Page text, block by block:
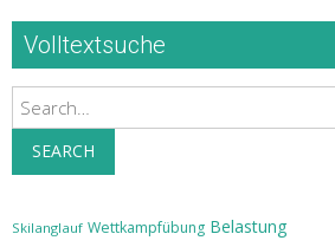
Volltextsuche
Search
SEARCH
Skilanglauf Wettkampfübung Belastung